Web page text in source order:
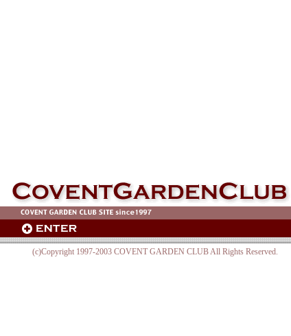
(c)Copyright 1997-2003 COVENT GARDEN CLUB All Rights Reserved.